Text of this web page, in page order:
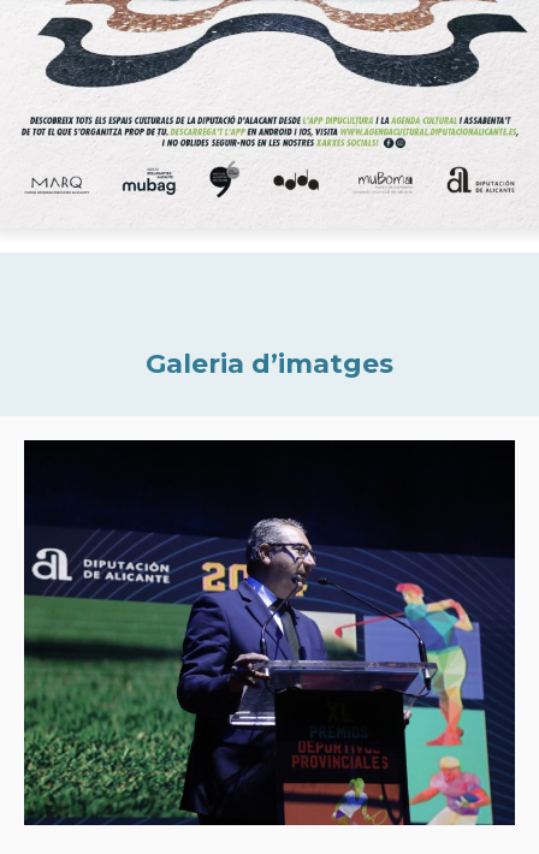
Galeria d’imatges